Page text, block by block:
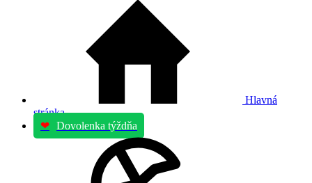
Hlavná
stránka
❤ Dovolenka týždňa